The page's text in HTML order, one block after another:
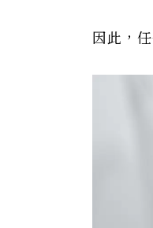
因此，